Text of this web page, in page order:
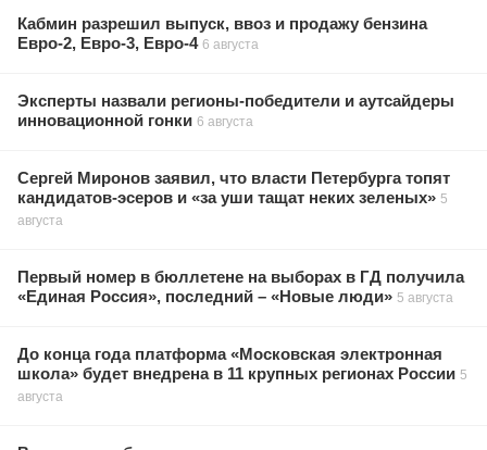
Кабмин разрешил выпуск, ввоз и продажу бензина
Евро-2, Евро-3, Евро-4 6 августа
Эксперты назвали регионы-победители и аутсайдеры
инновационной гонки 6 августа
Сергей Миронов заявил, что власти Петербурга топят
кандидатов-эсеров и «за уши тащат неких зеленых» 5
августа
Первый номер в бюллетене на выборах в ГД получила
«Единая Россия», последний – «Новые люди» 5 августа
До конца года платформа «Московская электронная
школа» будет внедрена в 11 крупных регионах России 5
августа